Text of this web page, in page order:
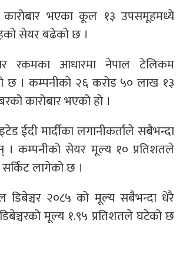
भएका कूल १३ उपसमूहमध्ये
सेयर बढेको छ ।
रकमका आधारमा नेपाल टेलिकम
छ । कम्पनीको २६ करोड ५० लाख १३
कारोबार भएको हो ।
ईदी मार्दीका लगानीकर्ताले सबैभन्दा
कम्पनीको सेयर मूल्य १० प्रतिशतले
लागेको छ ।
२०८५ को मूल्य सबैभन्दा धेरै
मूल्य १.९५ प्रतिशतले घटेको छ